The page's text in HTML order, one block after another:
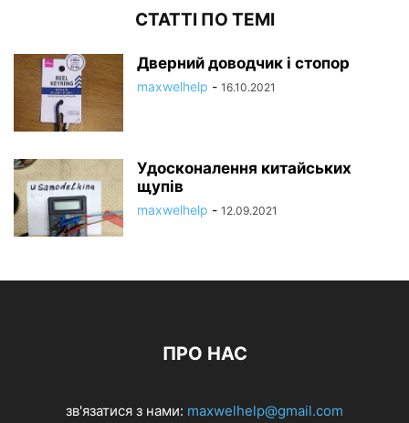
СТАТТІ ПО ТЕМІ
Дверний доводчик і стопор
maxwelhelp - 16.10.2021
Удосконалення китайських
щупів
maxwelhelp - 12.09.2021
ПРО НАС
зв'язатися з нами: maxwelhelp@gmail.com